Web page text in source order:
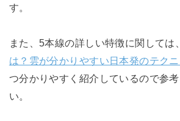
す。
また、5本線の詳しい特徴に関しては
は？雲が分かりやすい日本発のテク
つ分かりやすく紹介しているので参
い。